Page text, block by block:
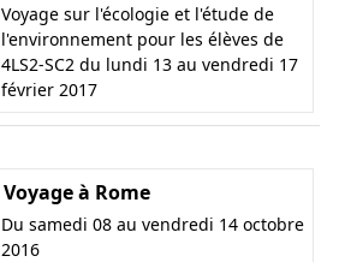
Voyage sur l'écologie et l'étude de
l'environnement pour les élèves de
4LS2-SC2 du lundi 13 au vendredi 17
février 2017
Voyage à Rome
Du samedi 08 au vendredi 14 octobre
2016